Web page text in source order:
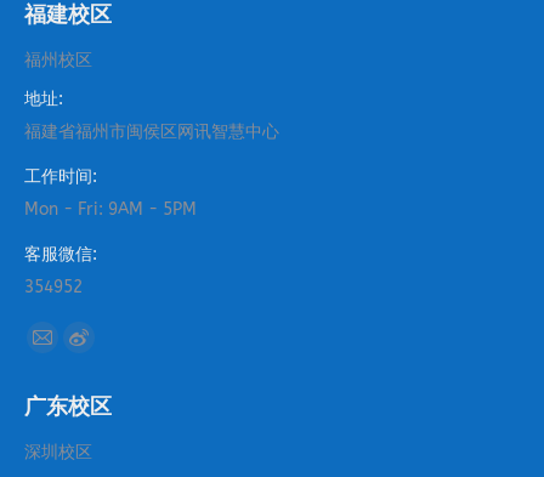
福建校区
福州校区
地址:
福建省福州市闽侯区网讯智慧中心
工作时间:
Mon - Fri: 9AM - 5PM
客服微信:
354952
找到我们：
Mail
opens
in
Weibo
opens
in
广东校区
深圳校区